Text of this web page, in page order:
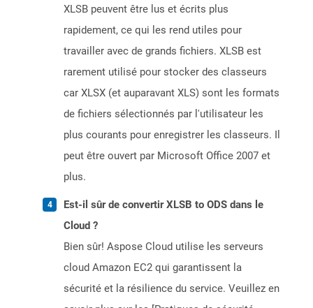
XLSB peuvent être lus et écrits plus
rapidement, ce qui les rend utiles pour
travailler avec de grands fichiers. XLSB est
rarement utilisé pour stocker des classeurs
car XLSX (et auparavant XLS) sont les formats
de fichiers sélectionnés par l'utilisateur les
plus courants pour enregistrer les classeurs. Il
peut être ouvert par Microsoft Office 2007 et
plus.
Est-il sûr de convertir XLSB to ODS dans le
Cloud ?
Bien sûr! Aspose Cloud utilise les serveurs
cloud Amazon EC2 qui garantissent la
sécurité et la résilience du service. Veuillez en